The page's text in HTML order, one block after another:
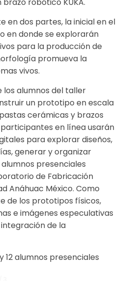
robótico KUKA.
en dos partes, la inicial en el
en donde se explorarán
para la producción de
promueva la
vivos.
los alumnos del taller
un prototipo en escala
cerámicas y brazos
participantes en línea usarán
para explorar diseños,
generar y organizar
presenciales
de Fabricación
Anáhuac México. Como
de los prototipos físicos,
e imágenes especulativas
de la
12 alumnos presenciales